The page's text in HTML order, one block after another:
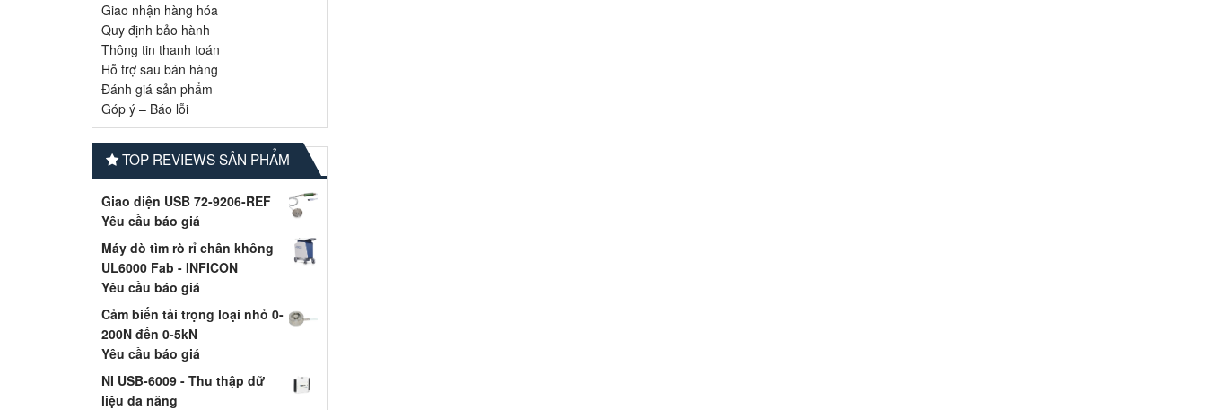
Giao nhận hàng hóa
Quy định bảo hành
Thông tin thanh toán
Hỗ trợ sau bán hàng
Đánh giá sản phẩm
Góp ý – Báo lỗi
TOP REVIEWS SẢN PHẨM
Giao diện USB 72-9206-REF
Yêu cầu báo giá
Máy dò tìm rò rỉ chân không
UL6000 Fab - INFICON
Yêu cầu báo giá
Cảm biến tải trọng loại nhỏ 0-
200N đến 0-5kN
Yêu cầu báo giá
NI USB-6009 - Thu thập dữ
liệu đa năng